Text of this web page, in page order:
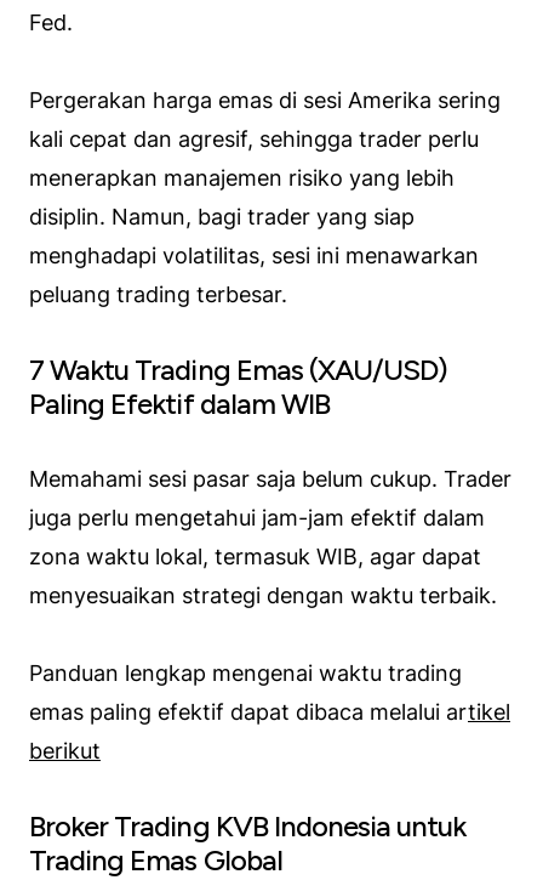
Fed.
Pergerakan harga emas di sesi Amerika sering
kali cepat dan agresif, sehingga trader perlu
menerapkan manajemen risiko yang lebih
disiplin. Namun, bagi trader yang siap
menghadapi volatilitas, sesi ini menawarkan
peluang trading terbesar.
7 Waktu Trading Emas (XAU/USD)
Paling Efektif dalam WIB
Memahami sesi pasar saja belum cukup. Trader
juga perlu mengetahui jam-jam efektif dalam
zona waktu lokal, termasuk WIB, agar dapat
menyesuaikan strategi dengan waktu terbaik.
Panduan lengkap mengenai waktu trading
emas paling efektif dapat dibaca melalui artikel
berikut
Broker Trading KVB Indonesia untuk
Trading Emas Global